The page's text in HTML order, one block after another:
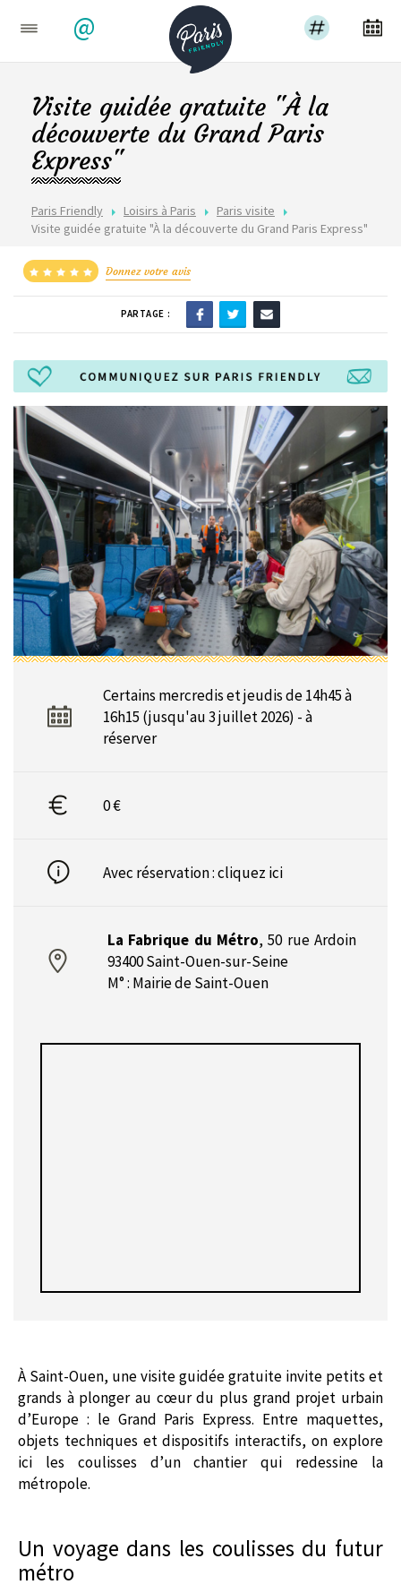
@
Paris Friendly Loisirs à Paris
Paris visite
Visite guidée gratuite "À la découverte du Grand Paris Express"
Visite guidée gratuite "À la
découverte du Grand Paris
Express"
Donnez votre avis
PARTAGE :
Certains mercredis et jeudis de 14h45 à
16h15 (jusqu'au 3 juillet 2026) - à
réserver
0 €
Avec réservation :cliquez ici
La Fabrique du Métro,50 rue Ardoin
93400 Saint-Ouen-sur-Seine
M° : Mairie de Saint-Ouen
À Saint-Ouen, une visite guidée gratuite invite petits et
grands à plonger au cœur du plus grand projet urbain
d’Europe : le Grand Paris Express. Entre maquettes,
objets techniques et dispositifs interactifs, on explore
ici les coulisses d’un chantier qui redessine la
métropole.
Un voyage dans les coulisses du futur
métro